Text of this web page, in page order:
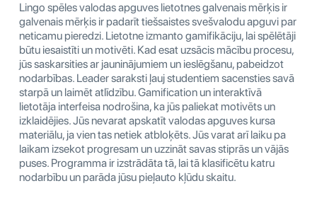
Lingo spēles valodas apguves lietotnes galvenais mērķis ir
galvenais mērķis ir padarīt tiešsaistes svešvalodu apguvi par
neticamu pieredzi. Lietotne izmanto gamifikāciju, lai spēlētāji
būtu iesaistīti un motivēti. Kad esat uzsācis mācību procesu,
jūs saskarsities ar jauninājumiem un ieslēgšanu, pabeidzot
nodarbības. Leader saraksti ļauj studentiem sacensties savā
starpā un laimēt atlīdzību. Gamification un interaktīvā
lietotāja interfeisa nodrošina, ka jūs paliekat motivēts un
izklaidējies. Jūs nevarat apskatīt valodas apguves kursa
materiālu, ja vien tas netiek atbloķēts. Jūs varat arī laiku pa
laikam izsekot progresam un uzzināt savas stiprās un vājās
puses. Programma ir izstrādāta tā, lai tā klasificētu katru
nodarbību un parāda jūsu pieļauto kļūdu skaitu.